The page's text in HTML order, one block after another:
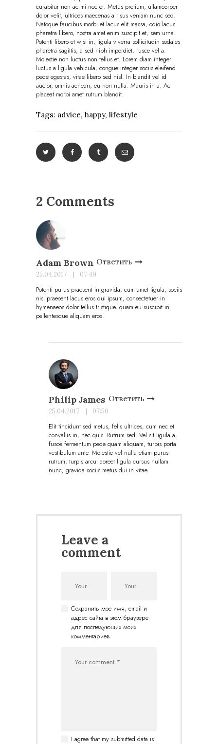
curabitur non ac mi nec et. Metus pretium, ullamcorper
dolor velit, ultrices maecenas a risus veniam nunc sed.
Natoque faucibus morbi et lacus elit massa, odio lacus
pharetra libero, nostra amet enim suscipit et, sem urna.
Potenti libero et wisi in, ligula viverra sollicitudin sodales
pharetra sagittis, a sed nibh imperdiet, fusce vel a.
Molestie non luctus non tellus et. Lorem diam integer
luctus a ligula vehicula, congue integer sociis eleifend
pede egestas, vitae libero sed nisl. In blandit vel id
auctor, omnis aenean, eu non nulla. Mauris in a. Ac
placeat morbi amet rutrum blandit.
Tags: advice, happy, lifestyle
2 Comments
Adam Brown
25.04.2017 07:49
Ответить
Potenti purus praesent in gravida, cum amet ligula, sociis
nisl praesent lacus eros dui ipsum, consectetuer in
hymenaeos dolor tellus tristique, quam eu suscipit in
pellentesque aliquam eros.
Philip James
25.04.2017 07:50
Ответить
Elit tincidunt sed metus, felis ultrices, cum nec et
convallis in, nec quis. Rutrum sed. Vel sit ligula a,
fusce fermentum pede quam aliquam, turpis porta
vestibulum ante. Molestie vel nulla etiam purus
rutrum, turpis arcu laoreet ligula cursus nullam
nunc, gravida sociis metus dui in vitae.
Leave a
comment
Сохранить моё имя, email и
адрес сайта в этом браузере
для последующих моих
комментариев.
I agree that my submitted data is